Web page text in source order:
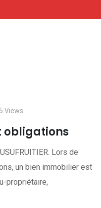
Views
obligations
Lors de
un bien immobilier est
propriétaire,